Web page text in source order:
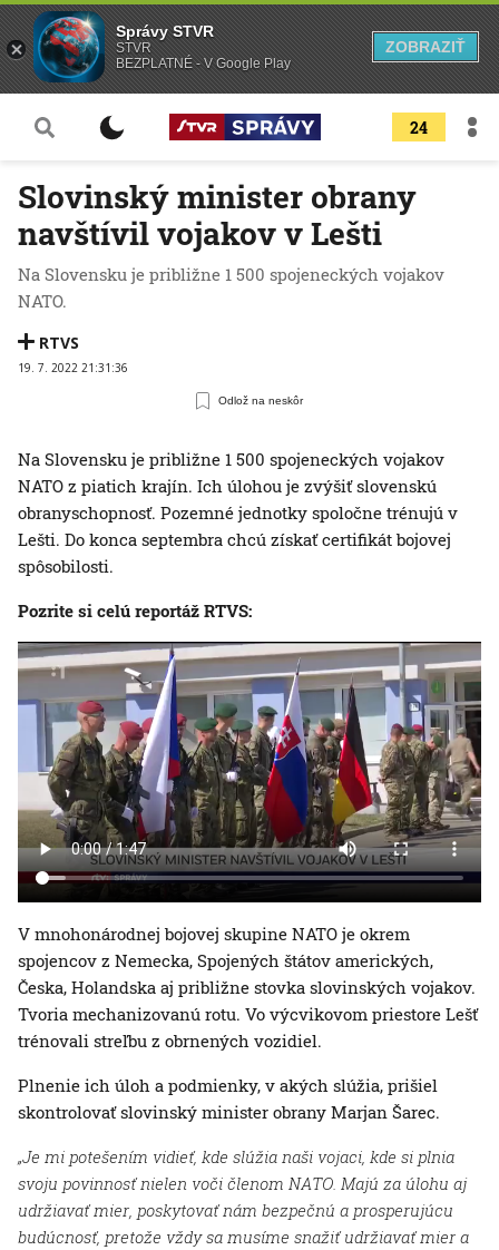
24
Slovinský minister obrany
navštívil vojakov v Lešti
Na Slovensku je približne 1 500 spojeneckých vojakov
NATO.
RTVS
19. 7. 2022 21:31:36
Odlož na neskôr
Na Slovensku je približne 1 500 spojeneckých vojakov
NATO z piatich krajín. Ich úlohou je zvýšiť slovenskú
obranyschopnosť. Pozemné jednotky spoločne trénujú v
Lešti. Do konca septembra chcú získať certifikát bojovej
spôsobilosti.
Pozrite si celú reportáž RTVS:
V mnohonárodnej bojovej skupine NATO je okrem
spojencov z Nemecka, Spojených štátov amerických,
Česka, Holandska aj približne stovka slovinských vojakov.
Tvoria mechanizovanú rotu. Vo výcvikovom priestore Lešť
trénovali streľbu z obrnených vozidiel.
Plnenie ich úloh a podmienky, v akých slúžia, prišiel
skontrolovať slovinský minister obrany Marjan Šarec.
„Je mi potešením vidieť, kde slúžia naši vojaci, kde si plnia
svoju povinnosť nielen voči členom NATO. Majú za úlohu aj
udržiavať mier, poskytovať nám bezpečnú a prosperujúcu
budúcnosť, pretože vždy sa musíme snažiť udržiavať mier a
Správy STVR
STVR
BEZPLATNÉ - V Google Play
ZOBRAZIŤ